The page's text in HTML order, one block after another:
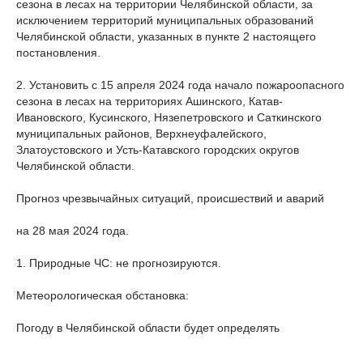
сезона в лесах на территории Челябинской области, за
исключением территорий муниципальных образований
Челябинской области, указанных в пункте 2 настоящего
постановления.
2. Установить с 15 апреля 2024 года начало пожароопасного
сезона в лесах на территориях Ашинского, Катав-
Ивановского, Кусинского, Нязепетровского и Саткинского
муниципальных районов, Верхнеуфалейского,
Златоустовского и Усть-Катавского городских округов
Челябинской области.
Прогноз чрезвычайных ситуаций, происшествий и аварий
на 28 мая 2024 года.
1. Природные ЧС: не прогнозируются.
Метеорологическая обстановка:
Погоду в Челябинской области будет определять